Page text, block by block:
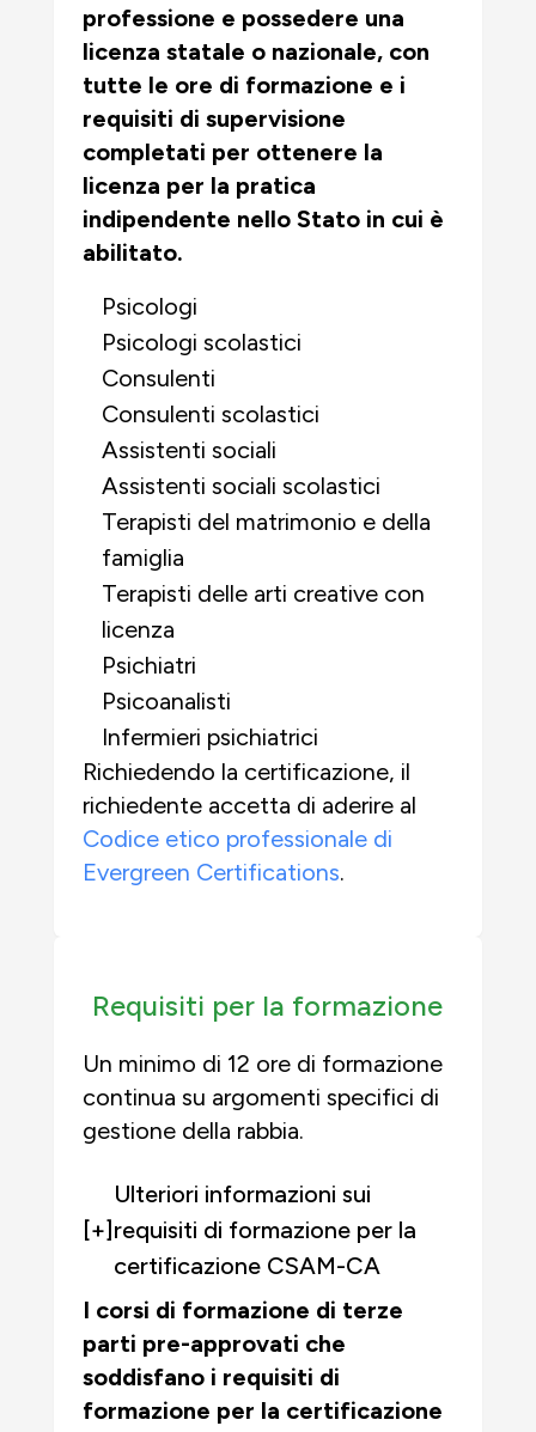
professione e possedere una
licenza statale o nazionale, con
tutte le ore di formazione e i
requisiti di supervisione
completati per ottenere la
licenza per la pratica
indipendente nello Stato in cui è
abilitato.
Psicologi
Psicologi scolastici
Consulenti
Consulenti scolastici
Assistenti sociali
Assistenti sociali scolastici
Terapisti del matrimonio e della
famiglia
Terapisti delle arti creative con
licenza
Psichiatri
Psicoanalisti
Infermieri psichiatrici
Richiedendo la certificazione, il
richiedente accetta di aderire al
Codice etico professionale di
Evergreen Certifications.
Requisiti per la formazione
Un minimo di 12 ore di formazione
continua su argomenti specifici di
gestione della rabbia.
[+]
Ulteriori informazioni sui
requisiti di formazione per la
certificazione CSAM-CA
I corsi di formazione di terze
parti pre-approvati che
soddisfano i requisiti di
formazione per la certificazione